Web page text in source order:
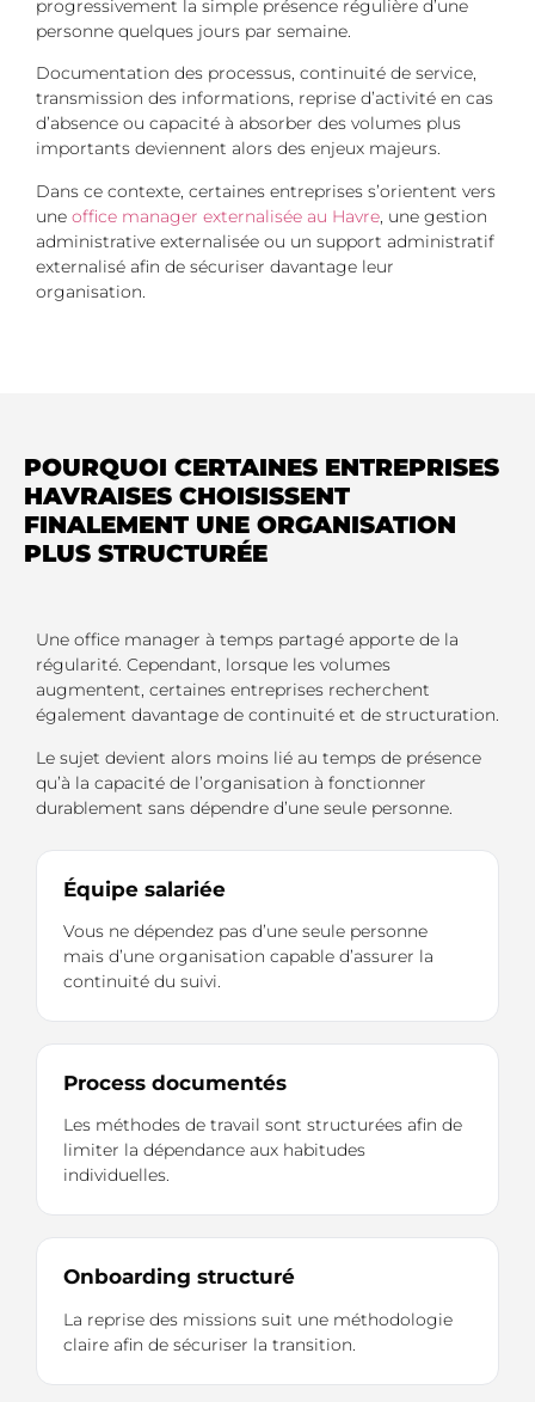
progressivement la simple présence régulière d’une
personne quelques jours par semaine.
Documentation des processus, continuité de service,
transmission des informations, reprise d’activité en cas
d’absence ou capacité à absorber des volumes plus
importants deviennent alors des enjeux majeurs.
Dans ce contexte, certaines entreprises s’orientent vers
une office manager externalisée au Havre, une gestion
administrative externalisée ou un support administratif
externalisé afin de sécuriser davantage leur
organisation.
POURQUOI CERTAINES ENTREPRISES
HAVRAISES CHOISISSENT
FINALEMENT UNE ORGANISATION
PLUS STRUCTURÉE
Une office manager à temps partagé apporte de la
régularité. Cependant, lorsque les volumes
augmentent, certaines entreprises recherchent
également davantage de continuité et de structuration.
Le sujet devient alors moins lié au temps de présence
qu’à la capacité de l’organisation à fonctionner
durablement sans dépendre d’une seule personne.
Équipe salariée
Vous ne dépendez pas d’une seule personne
mais d’une organisation capable d’assurer la
continuité du suivi.
Process documentés
Les méthodes de travail sont structurées afin de
limiter la dépendance aux habitudes
individuelles.
Onboarding structuré
La reprise des missions suit une méthodologie
claire afin de sécuriser la transition.